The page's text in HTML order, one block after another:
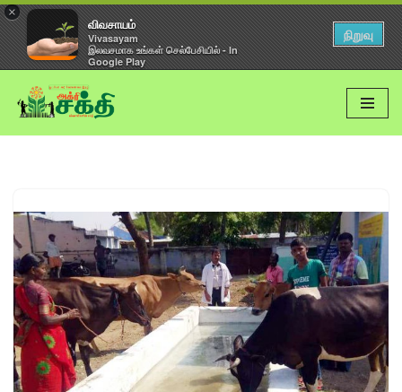
×
விவசாயம்
Vivasayam
இலவசமாக உங்கள் செல்பேசியில் - In
Google Play
நிறுவு
Skip
to